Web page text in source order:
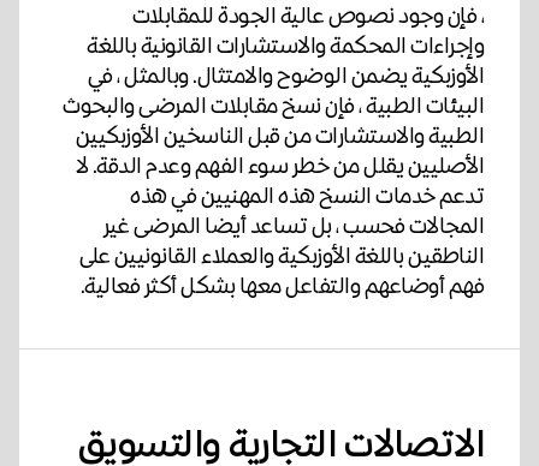
، فإن وجود نصوص عالية الجودة للمقابلات
وإجراءات المحكمة والاستشارات القانونية باللغة
الأوزبكية يضمن الوضوح والامتثال. وبالمثل ، في
البيئات الطبية ، فإن نسخ مقابلات المرضى والبحوث
الطبية والاستشارات من قبل الناسخين الأوزبكيين
الأصليين يقلل من خطر سوء الفهم وعدم الدقة. لا
تدعم خدمات النسخ هذه المهنيين في هذه
المجالات فحسب ، بل تساعد أيضا المرضى غير
الناطقين باللغة الأوزبكية والعملاء القانونيين على
فهم أوضاعهم والتفاعل معها بشكل أكثر فعالية.
الاتصالات التجارية والتسويق